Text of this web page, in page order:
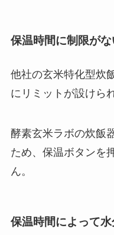
保温時間に制限がな
他社の玄米特化型炊
にリミットが設けら
酵素玄米ラボの炊飯
ため、保温ボタンを
ん。
保温時間によって